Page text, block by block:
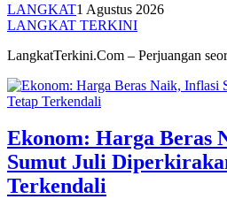
LANGKAT1 Agustus 2026
LANGKAT TERKINI
LangkatTerkini.Com – Perjuangan
Ekonom: Harga Beras
Sumut Juli
Terkendali